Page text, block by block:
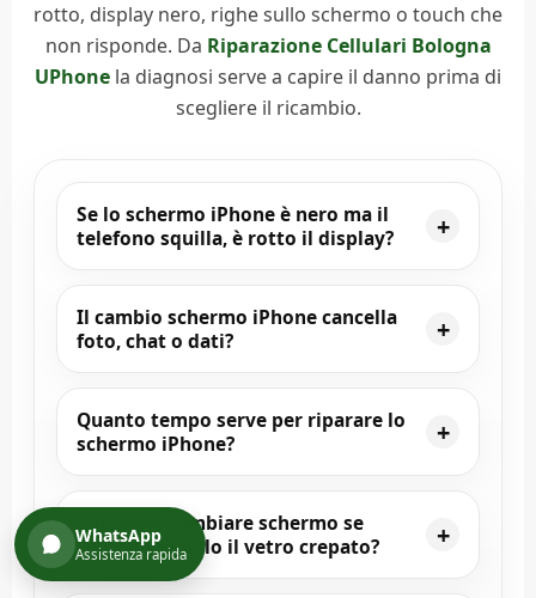
rotto, display nero, righe sullo schermo o touch che
non risponde. Da Riparazione Cellulari Bologna
UPhone la diagnosi serve a capire il danno prima di
scegliere il ricambio.
Se lo schermo iPhone è nero ma il
telefono squilla, è rotto il display?
Il cambio schermo iPhone cancella
foto, chat o dati?
Quanto tempo serve per riparare lo
schermo iPhone?
Conviene cambiare schermo se
l’iPhone ha solo il vetro crepato?
WhatsApp
Assistenza rapida